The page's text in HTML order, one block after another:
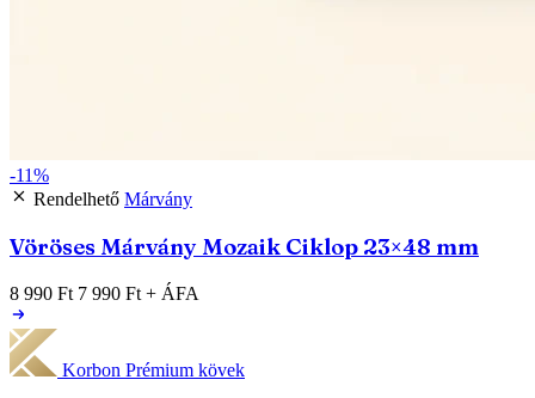
-11%
Rendelhető Márvány
Vöröses Márvány Mozaik Ciklop 23×48 mm
8 990 Ft 7 990 Ft + ÁFA
Korbon Prémium kövek